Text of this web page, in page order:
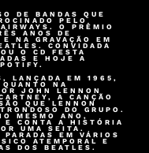
DE BANDAS QUE
PELO
O PRÊMIO
ANOS DE
NA GRAVAÇÃO EM
CONVIDADA
O CD FESTA
E HOJE A
LANÇADA EM 1965,
NA
JOHN LENNON
A CANÇÃO
QUE LENNON
DO GRUPO.
MESMO ANO,
E CONTA A HISTÓRIA
UMA SEITA.
EM VÁRIOS
ATEMPORAL E
DOS BEATLES.